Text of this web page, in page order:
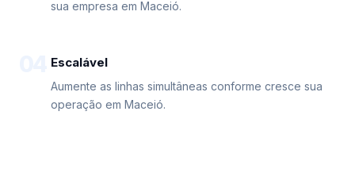
sua empresa em Maceió.
Escalável
Aumente as linhas simultâneas conforme cresce sua
operação em Maceió.